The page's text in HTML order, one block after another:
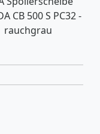
CB 500 S PC32 -
rauchgrau